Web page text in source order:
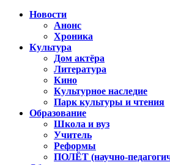
Новости
Анонс
Хроника
Культура
Дом актёра
Литература
Кино
Культурное наследие
Парк культуры и чтения
Образование
Школа и вуз
Учитель
Реформы
ПОЛЁТ (научно-